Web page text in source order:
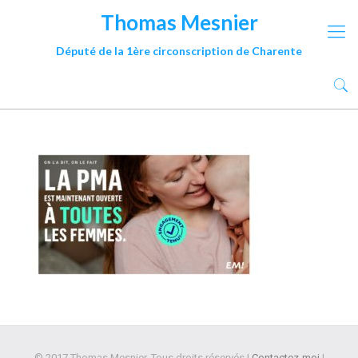
Thomas Mesnier
Député de la 1ère circonscription de Charente